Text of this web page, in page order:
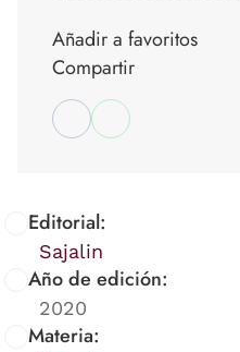
Editorial:
Sajalin
Año de edición:
2020
Materia:
Añadir a favoritos
Compartir